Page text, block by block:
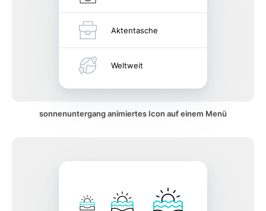
Aktentasche
Weltweit
sonnenuntergang animiertes Icon auf einem Menü